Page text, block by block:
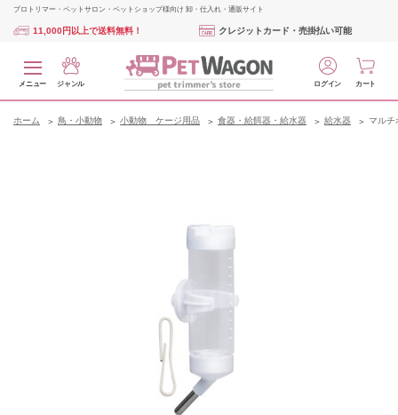
プロトリマー・ペットサロン・ペットショップ様向け 卸・仕入れ・通販サイト
11,000円以上で送料無料！ クレジットカード・売掛払い可能
メニュー ジャンル ログイン カート
ホーム 鳥・小動物 小動物 ケージ用品 食器・給餌器・給水器 給水器 マルチ